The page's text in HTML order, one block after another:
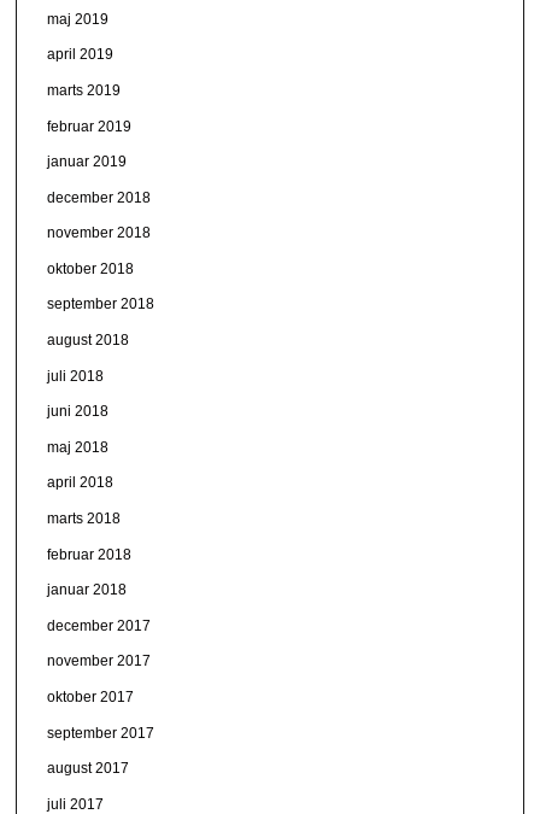
maj 2019
april 2019
marts 2019
februar 2019
januar 2019
december 2018
november 2018
oktober 2018
september 2018
august 2018
juli 2018
juni 2018
maj 2018
april 2018
marts 2018
februar 2018
januar 2018
december 2017
november 2017
oktober 2017
september 2017
august 2017
juli 2017